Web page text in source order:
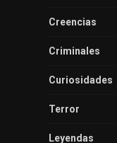
Creencias
Criminales
Curiosidades
Terror
Leyendas